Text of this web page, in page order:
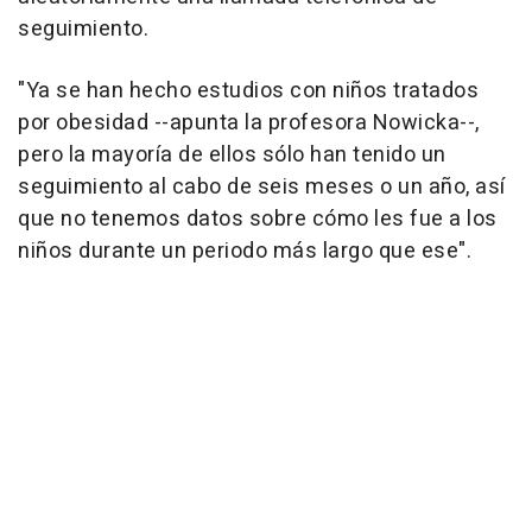
seguimiento.
"Ya se han hecho estudios con niños tratados
por obesidad --apunta la profesora Nowicka--,
pero la mayoría de ellos sólo han tenido un
seguimiento al cabo de seis meses o un año, así
que no tenemos datos sobre cómo les fue a los
niños durante un periodo más largo que ese".